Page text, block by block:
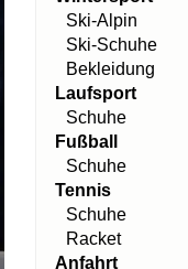
Ski-Alpin
Ski-Schuhe
Bekleidung
Laufsport
Schuhe
Fußball
Schuhe
Tennis
Schuhe
Racket
Anfahrt